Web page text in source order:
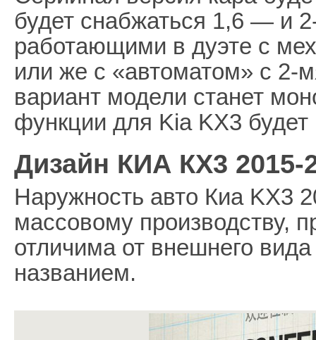
будет снабжаться 1,6 — и
работающими в дуэте с
или же с «автоматом» с 2-
вариант модели станет
функции для Kia KX3
Дизайн КИА КХ3 2015-
Наружность авто Киа KX3
массовому производству,
отличима от внешнего
названием.